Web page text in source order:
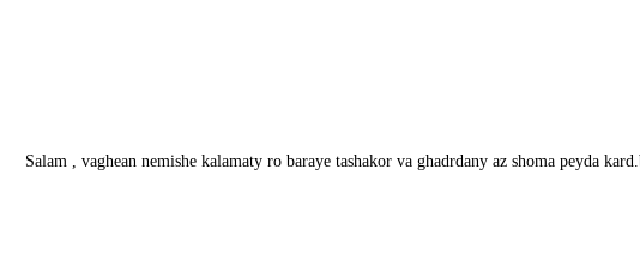
Salam , vaghean nemishe kalamaty ro baraye tashakor va ghadrdany az shoma peyda